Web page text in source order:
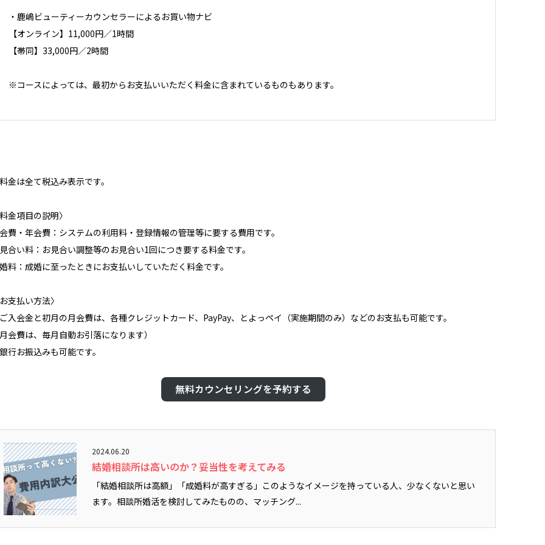
・鹿嶋ビューティーカウンセラーによるお買い物ナビ
【オンライン】11,000円／1時間
【帯同】33,000円／2時間
※コースによっては、最初からお支払いいただく料金に含まれているものもあります。
金は全て税込み表示です。
料金項目の説明〉
費・年会費：システムの利用料・登録情報の管理等に要する費用です。
合い料：お見合い調整等のお見合い1回につき要する料金です。
料：成婚に至ったときにお支払いしていただく料金です。
お支払い方法〉
ご入会金と初月の月会費は、各種クレジットカード、PayPay、とよっペイ（実施期間のみ）などのお支払も可能です。
月会費は、毎月自動お引落になります）
行お振込みも可能です。
無料カウンセリングを予約する
2024.06.20
結婚相談所は高いのか？妥当性を考えてみる
「結婚相談所は高額」「成婚料が高すぎる」このようなイメージを持っている人、少なくないと思い
ます。相談所婚活を検討してみたものの、マッチング...